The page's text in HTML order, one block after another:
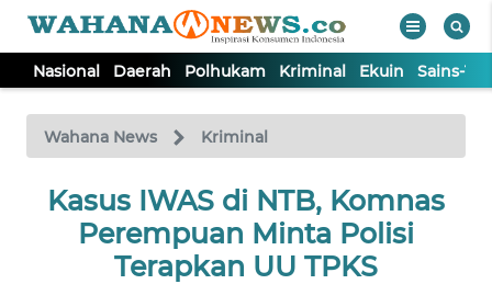
Nasional Daerah Polhukam Kriminal Ekuin Sains-
Wahana News Kriminal
Kasus IWAS di NTB, Komnas
Perempuan Minta Polisi
Terapkan UU TPKS
TV
Tutup
NASIONAL